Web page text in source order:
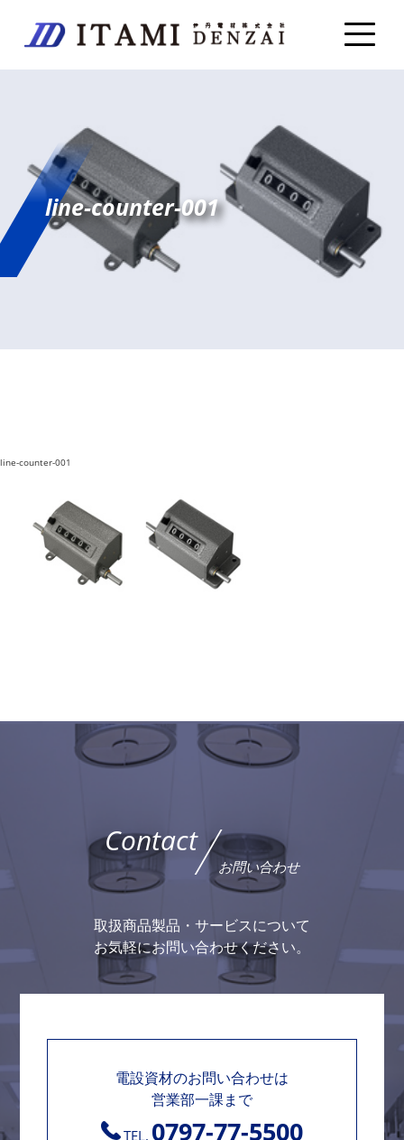
line-counter-001
line-counter-001
Contact
お問い合わせ
取扱商品製品・サービスについて
お気軽にお問い合わせください。
電設資材のお問い合わせは
営業部一課まで
TEL. 0797-77-5500